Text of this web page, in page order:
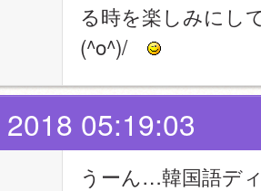
る時を楽しみにし
(^o^)/
05:19:03
うーん…韓国語デ